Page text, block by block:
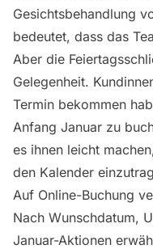
Gesichtsbehandlung
bedeutet, dass das
Aber die
Gelegenheit.
Termin bekommen
Anfang Januar zu
es ihnen leicht
den Kalender
Auf Online-Buchung
Nach Wunschdatum,
Januar-Aktionen